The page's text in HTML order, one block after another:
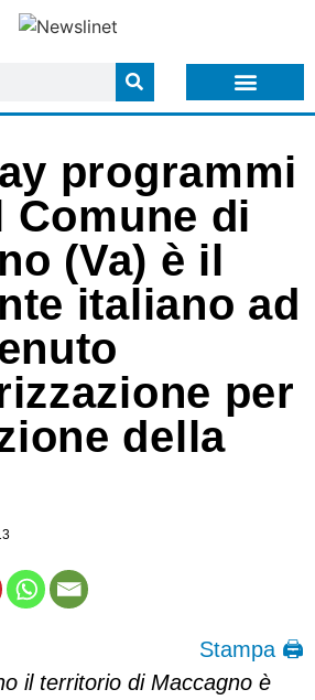
programmi
Comune di
(Va) è il
italiano ad
per
della
Stampa 🖨
il territorio di Maccagno è